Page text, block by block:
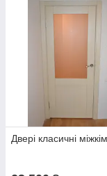
Двері класичні